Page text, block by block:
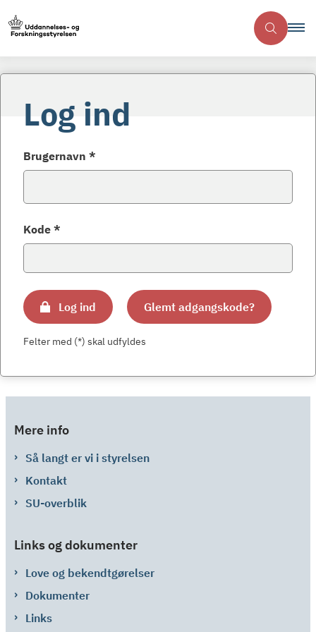
Log ind
Brugernavn *
Kode *
Log ind Glemt adgangskode?
Felter med (*) skal udfyldes
Mere info
Så langt er vi i styrelsen
Kontakt
SU-overblik
Links og dokumenter
Love og bekendtgørelser
Dokumenter
Links